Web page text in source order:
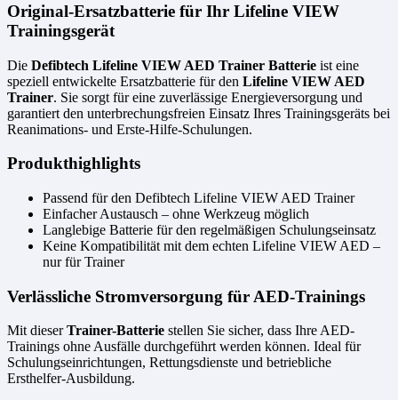
Original-Ersatzbatterie für Ihr Lifeline VIEW
Trainingsgerät
Die Defibtech Lifeline VIEW AED Trainer Batterie ist eine
speziell entwickelte Ersatzbatterie für den Lifeline VIEW AED
Trainer. Sie sorgt für eine zuverlässige Energieversorgung und
garantiert den unterbrechungsfreien Einsatz Ihres Trainingsgeräts bei
Reanimations- und Erste-Hilfe-Schulungen.
Produkthighlights
Passend für den Defibtech Lifeline VIEW AED Trainer
Einfacher Austausch – ohne Werkzeug möglich
Langlebige Batterie für den regelmäßigen Schulungseinsatz
Keine Kompatibilität mit dem echten Lifeline VIEW AED –
nur für Trainer
Verlässliche Stromversorgung für AED-Trainings
Mit dieserTrainer-Batterie stellen Sie sicher, dass Ihre AED-
Trainings ohne Ausfälle durchgeführt werden können. Ideal für
Schulungseinrichtungen, Rettungsdienste und betriebliche
Ersthelfer-Ausbildung.